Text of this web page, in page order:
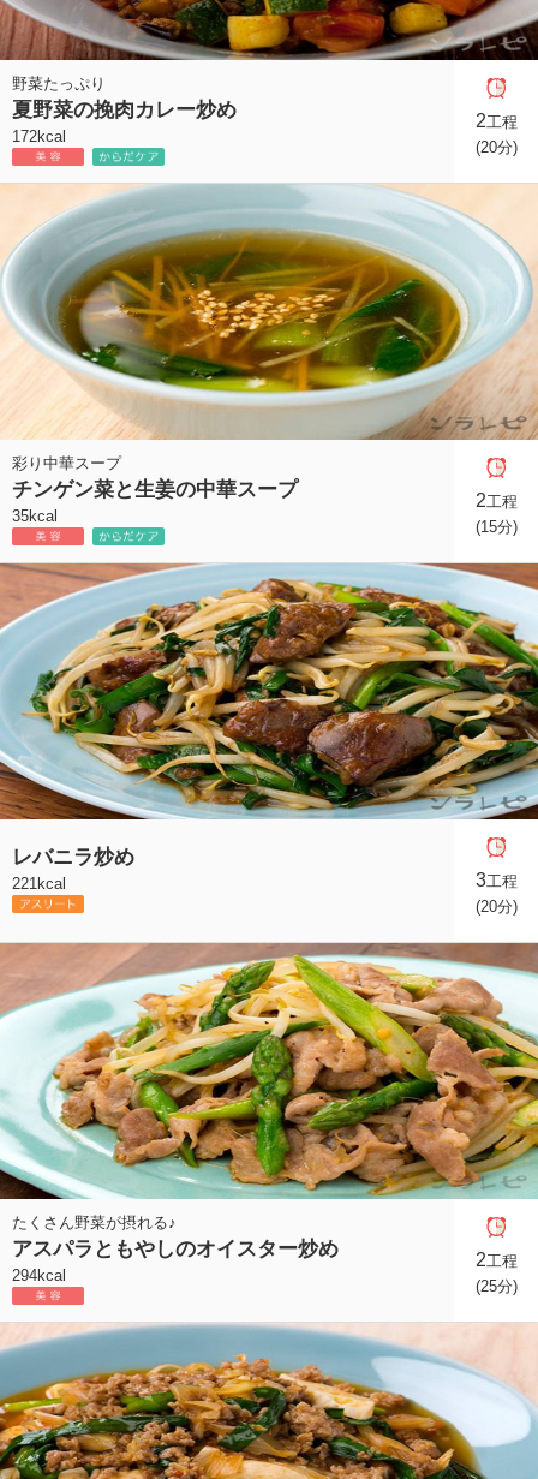
野菜たっぷり
夏野菜の挽肉カレー炒め
172kcal
2工程
(20分)
彩り中華スープ
チンゲン菜と生姜の中華スープ
35kcal
2工程
(15分)
レバニラ炒め
221kcal 3工程
(20分)
たくさん野菜が摂れる♪
アスパラともやしのオイスター炒め
294kcal
2工程
(25分)